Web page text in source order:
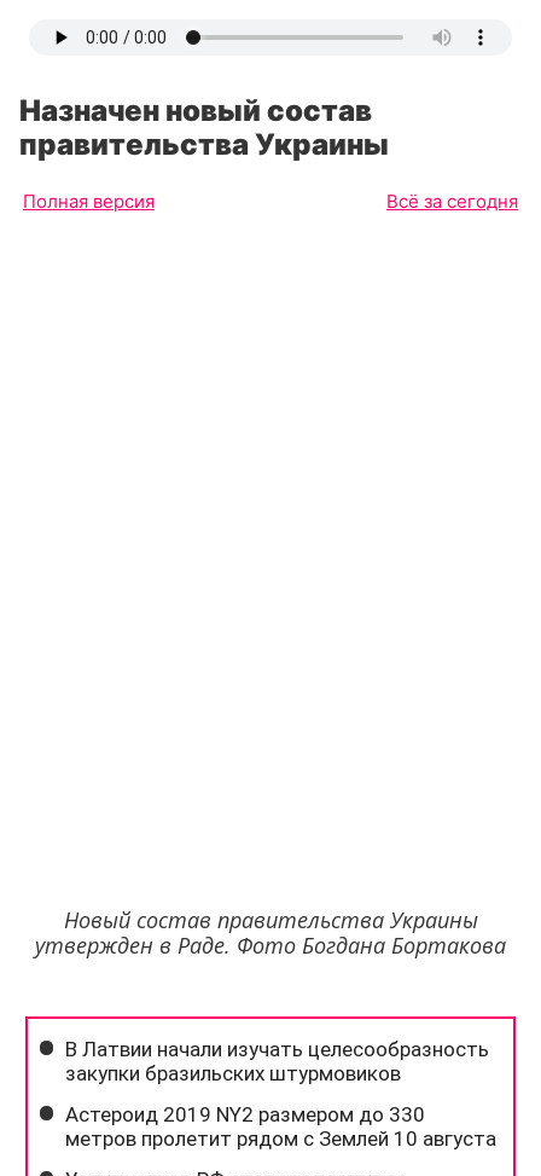
Назначен новый состав
правительства Украины
Полная версия Всё за сегодня
Новый состав правительства Украины
утвержден в Раде. Фото Богдана Бортакова